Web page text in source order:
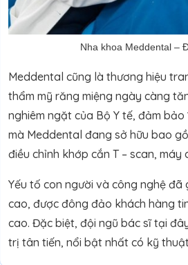
Nha khoa Meddental –
Meddental cũng là thương hiệu
thẩm mỹ răng miệng ngày càng
nghiêm ngặt của Bộ Y tế, đảm
mà Meddental đang sở hữu bao
điều chỉnh khớp cắn T – scan,
Yếu tố con người và công nghệ
cao, được đông đảo khách hàng
cao. Đặc biệt, đội ngũ bác sĩ tại
trị tân tiến, nổi bật nhất có kỹ